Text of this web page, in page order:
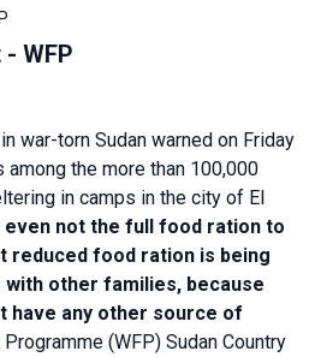
WFP
war-torn Sudan warned on Friday
the more than 100,000
in camps in the city of El
even not the full food ration to
reduced food ration is being
other families, because
have any other source of
(WFP) Sudan Country